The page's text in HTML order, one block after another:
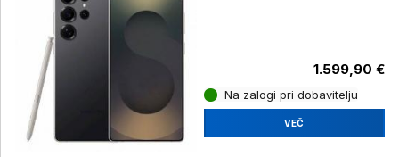
1.599,90 €
Na zalogi pri dobavitelju
VEČ